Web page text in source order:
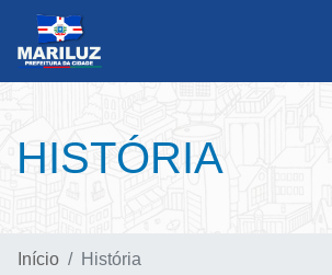
HISTÓRIA
Início História